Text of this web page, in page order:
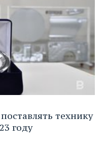
технику
году